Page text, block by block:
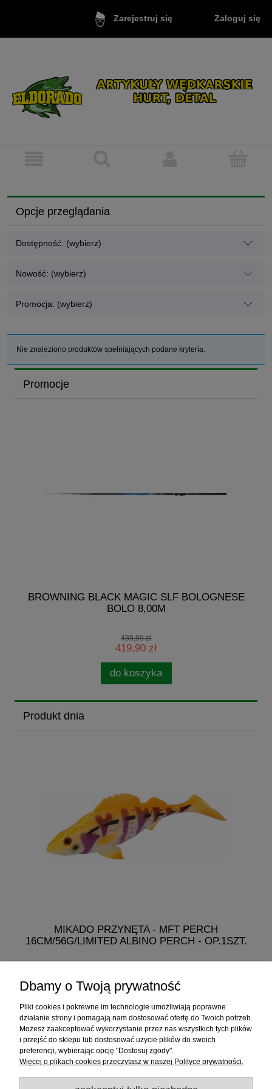
Zarejestruj się Zaloguj się
Opcje przeglądania
Dostępność: (wybierz)
Nowość: (wybierz)
Promocja: (wybierz)
Nie znaleziono produktów spełniających podane kryteria.
Promocje
BROWNING BLACK MAGIC SLF BOLOGNESE
BOLO 8,00M
439,99 zł
419,90 zł
do koszyka
Produkt dnia
MIKADO PRZYNĘTA - MFT PERCH
16CM/56G/LIMITED ALBINO PERCH - OP.1SZT.
Informacje
Sklep internetowy
Dbamy o Twoją prywatność
Pliki cookies i pokrewne im technologie umożliwiają poprawne
działanie strony i pomagają nam dostosować ofertę do Twoich potrzeb.
Możesz zaakceptować wykorzystanie przez nas wszystkich tych plików
i przejść do sklepu lub dostosować użycie plików do swoich
preferencji, wybierając opcję "Dostosuj zgody".
Więcej o plikach cookies przeczytasz w naszej Polityce prywatności.